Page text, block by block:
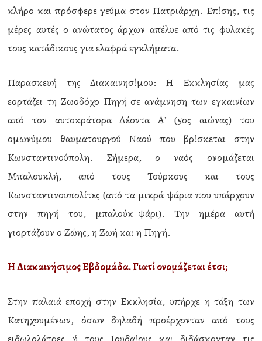
κλήρο και πρόσφερε γεύμα στον Πατριάρχη. Επίσης, τις
μέρες αυτές ο ανώτατος άρχων απέλυε από τις φυλακές
τους κατάδικους για ελαφρά εγκλήματα.
Παρασκευή της Διακαινησίμου: Η Εκκλησίας μας
εορτάζει τη Ζωοδόχο Πηγή σε ανάμνηση των εγκαινίων
από τον αυτοκράτορα Λέοντα Α’ (5ος αιώνας) του
ομωνύμου θαυματουργού Ναού που βρίσκεται στην
Κωνσταντινούπολη. Σήμερα, ο ναός ονομάζεται
Μπαλουκλή, από τους Τούρκους και τους
Κωνσταντινουπολίτες (από τα μικρά ψάρια που υπάρχουν
στην πηγή του, μπαλούκ=ψάρι). Την ημέρα αυτή
γιορτάζουν ο Ζώης, η Ζωή και η Πηγή.
Η Διακαινήσιμος Εβδομάδα. Γιατί ονομάζεται έτσι;
Στην παλαιά εποχή στην Εκκλησία, υπήρχε η τάξη των
Κατηχουμένων, όσων δηλαδή προέρχονταν από τους